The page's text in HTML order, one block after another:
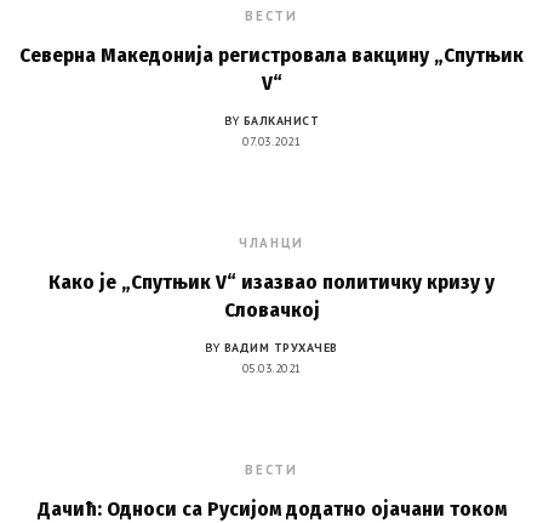
ВЕСТИ
Северна Македонија регистровала вакцину „Спутњик
V“
BY БАЛКАНИСТ
07.03.2021
ЧЛАНЦИ
Како је „Спутњик V“ изазвао политичку кризу у
Словачкој
BY ВАДИМ ТРУХАЧЕВ
05.03.2021
ВЕСТИ
Дачић: Односи са Русијом додатно ојачани током